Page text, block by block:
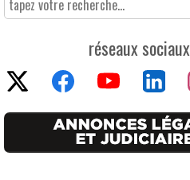
réseaux sociaux